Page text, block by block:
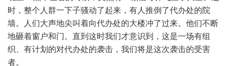
时，整个人群一下子骚动了起来，有人推倒了代办处的院
墙。人们大声地尖叫着向代办处的大楼冲了过来。他们不断
地砸着窗户和门。直到这时我们才意识到，这是一场有组
织、有计划的对代办处的袭击，我们将是这次袭击的受害
者。